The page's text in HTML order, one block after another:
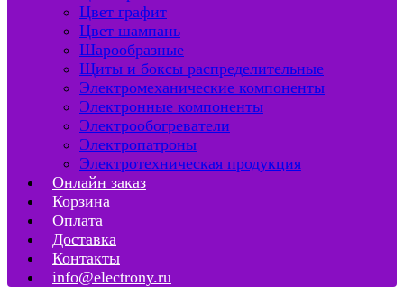
Цвет графит
Цвет шампань
Шарообразные
Щиты и боксы распределительные
Электромеханические компоненты
Электронные компоненты
Электрообогреватели
Электропатроны
Электротехническая продукция
Онлайн заказ
Корзина
Оплата
Доставка
Контакты
info@electrony.ru